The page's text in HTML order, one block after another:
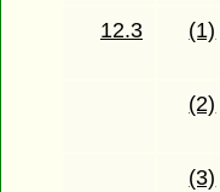
12.3
(1)
(2)
(3)